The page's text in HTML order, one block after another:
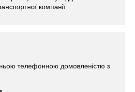
компанії
телефонною домовленістю з